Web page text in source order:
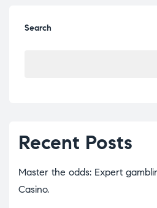
Search
Recent Posts
Master the odds: Expert
Casino.